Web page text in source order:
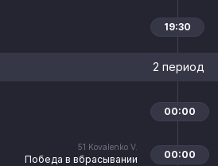
19:30
2 период
00:00
51 Kovalenko V.
Победа в вбрасывании 00:00